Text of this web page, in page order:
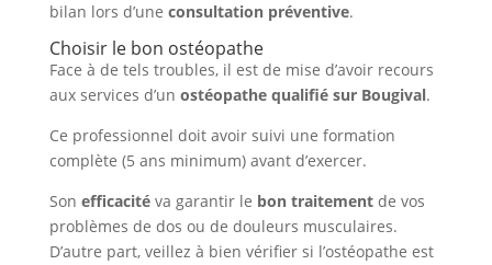
bilan lors d’une consultation préventive.
Choisir le bon ostéopathe
Face à de tels troubles, il est de mise d’avoir recours
aux services d’un ostéopathe qualifié sur Bougival.
Ce professionnel doit avoir suivi une formation
complète (5 ans minimum) avant d’exercer.
Son efficacitéva garantir le bon traitementde vos
problèmes de dos ou de douleurs musculaires.
D’autre part, veillez à bien vérifier si l’ostéopathe est